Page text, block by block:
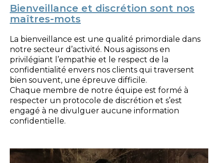
Bienveillance et discrétion sont nos
maîtres-mots
La bienveillance est une qualité primordiale dans
notre secteur d’activité. Nous agissons en
privilégiant l’empathie et le respect de la
confidentialité envers nos clients qui traversent
bien souvent, une épreuve difficile.
Chaque membre de notre équipe est formé à
respecter un protocole de discrétion et s’est
engagé à ne divulguer aucune information
confidentielle.